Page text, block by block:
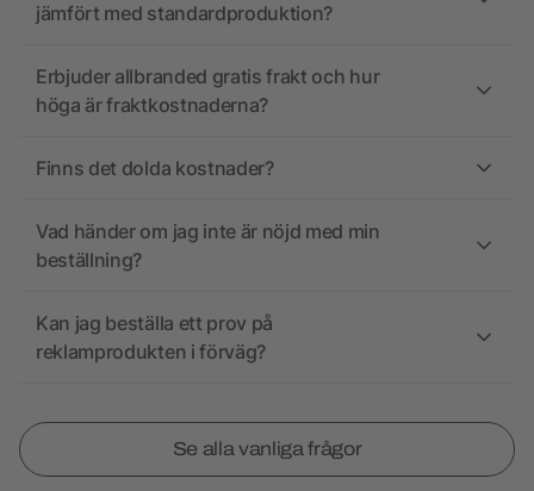
jämfört med standardproduktion?
Erbjuder allbranded gratis frakt och hur
höga är fraktkostnaderna?
Finns det dolda kostnader?
Vad händer om jag inte är nöjd med min
beställning?
Kan jag beställa ett prov på
reklamprodukten i förväg?
Se alla vanliga frågor